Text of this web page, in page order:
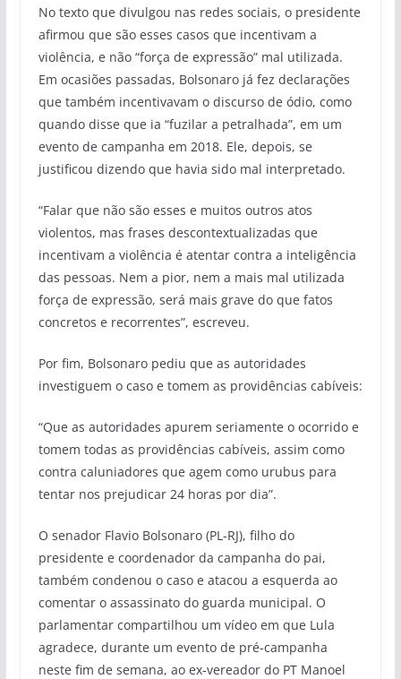
No texto que divulgou nas redes sociais, o presidente
afirmou que são esses casos que incentivam a
violência, e não “força de expressão” mal utilizada.
Em ocasiões passadas, Bolsonaro já fez declarações
que também incentivavam o discurso de ódio, como
quando disse que ia “fuzilar a petralhada”, em um
evento de campanha em 2018. Ele, depois, se
justificou dizendo que havia sido mal interpretado.
“Falar que não são esses e muitos outros atos
violentos, mas frases descontextualizadas que
incentivam a violência é atentar contra a inteligência
das pessoas. Nem a pior, nem a mais mal utilizada
força de expressão, será mais grave do que fatos
concretos e recorrentes”, escreveu.
Por fim, Bolsonaro pediu que as autoridades
investiguem o caso e tomem as providências cabíveis:
“Que as autoridades apurem seriamente o ocorrido e
tomem todas as providências cabíveis, assim como
contra caluniadores que agem como urubus para
tentar nos prejudicar 24 horas por dia”.
O senador Flavio Bolsonaro (PL-RJ), filho do
presidente e coordenador da campanha do pai,
também condenou o caso e atacou a esquerda ao
comentar o assassinato do guarda municipal. O
parlamentar compartilhou um vídeo em que Lula
agradece, durante um evento de pré-campanha
neste fim de semana, ao ex-vereador do PT Manoel